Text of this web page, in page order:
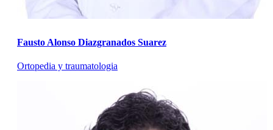
Fausto Alonso Diazgranados Suarez
Ortopedia y traumatologia